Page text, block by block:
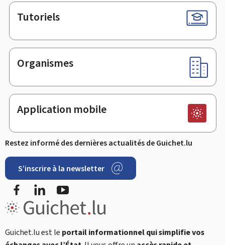
Tutoriels
Organismes
Application mobile
Restez informé des dernières actualités de Guichet.lu
S’inscrire à la newsletter
FacebookLinkedIn
Guichet.lu est le portail informationnel qui simplifie vos